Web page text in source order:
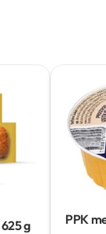
625 g PPK